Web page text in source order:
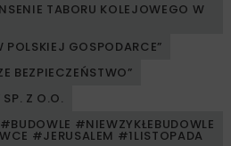
TABORU KOLEJOWEGO W
GOSPODARCE”
BEZPIECZEŃSTWO”
Z O.O.
#NIEWZYKŁEBUDOWLE
#JERUSALEM #1LISTOPADA